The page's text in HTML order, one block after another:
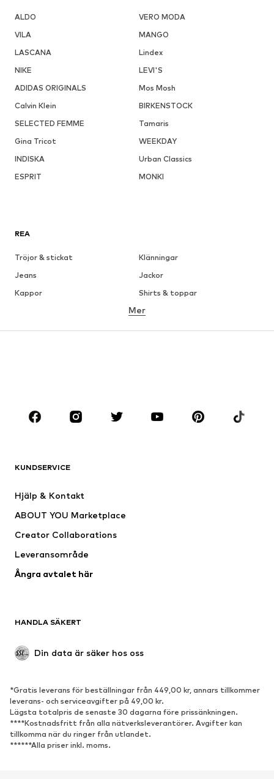
ALDO
VERO MODA
VILA
MANGO
LASCANA
Lindex
NIKE
LEVI'S
ADIDAS ORIGINALS
Mos Mosh
Calvin Klein
BIRKENSTOCK
SELECTED FEMME
Tamaris
Gina Tricot
WEEKDAY
INDISKA
Urban Classics
ESPRIT
MONKI
REA
Tröjor & stickat
Klänningar
Jeans
Jackor
Kappor
Shirts & toppar
Underkläder
Kjolar
Blusar & tunikor
Premium
Nytt
Underkläder
Kappor
Badkläder
Upcycling
Populärt
Sneakers
Stövletter
Pumps & högklackade skor
Stövlar
Sandaler
Mer
KUNDSERVICE
Hjälp & Kontakt
ABOUT YOU Marketplace
Creator Collaborations
Leveransområde
Ångra avtalet här
HANDLA SÄKERT
Din data är säker hos oss
*Gratis leverans för beställningar från 449,00 kr, annars tillkommer
leverans- och serviceavgifter på 49,00 kr.
Lägsta totalpris de senaste 30 dagarna före prissänkningen.
****Kostnadsfritt från alla nätverksleverantörer. Avgifter kan
tillkomma när du ringer från utlandet.
******Alla priser inkl. moms.